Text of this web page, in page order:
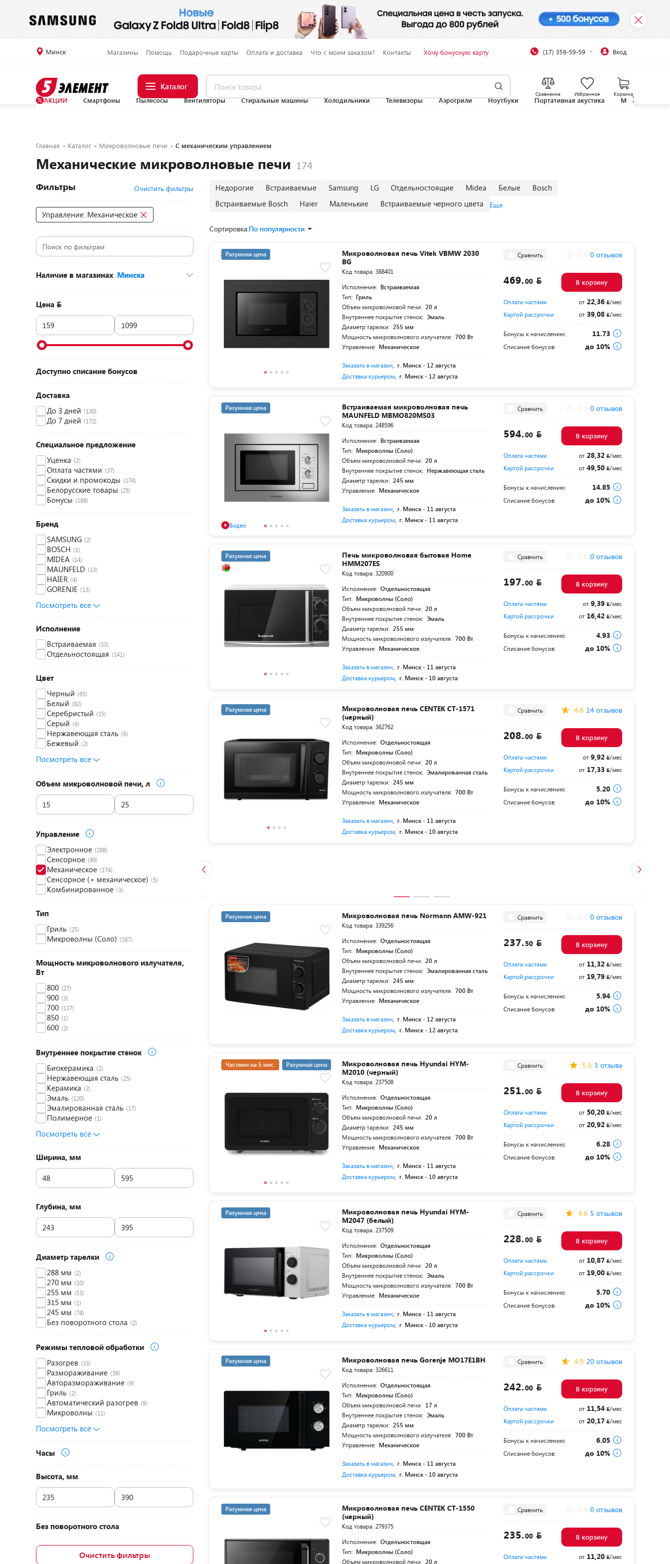
Минск Магазины Помощь Подарочные карты Оплата и доставка Что с моим заказом? Контакты Хочу бонусную карту (17) 359-59-59 Вход
Каталог
Сравнение Избранное Корзина
АКЦИИ Смартфоны Пылесосы Вентиляторы Стиральные машины Холодильники Телевизоры Аэрогрили Ноутбуки Портативная акустика
Главная Каталог Микроволновые печи С механическим управлением
Механические микроволновые печи
Фильтры Очистить фильтры
Управление: Механическое
Наличие в магазинах Минска
ул. Притыцкого, 156 (ТЦ «GreenCity», 2
этаж)
пр-т Дзержинского, 104-2 (ТЦ «Титан», 1
этаж)
пр-т Независимости, 154 (ТЦ «Корона»,
1 этаж)
пр-т Партизанский, 79 (ТЦ «Prizma»,
цокольный этаж)
д. Боровая, 74а (ТЦ «Экспобел»)
ул. Денисовская, 8 (ТЦ «Корона-Сити», 1
этаж) (11)
Цена
Доступно списание бонусов
Доставка
До 3 дней (130)
До 7 дней (172)
Специальное предложение
Уценка (2)
Оплата частями (37)
Скидки и промокоды (174)
Белорусские товары (25)
Бонусы (168)
Бренд
SAMSUNG (2)
BOSCH (1)
MIDEA (14)
MAUNFELD (13)
HAIER (4)
GORENJE (13)
Посмотреть все
Исполнение
Встраиваемая (33)
Отдельностоящая (141)
Цвет
Черный (65)
Белый (82)
Серебристый (15)
Серый (6)
Нержавеющая сталь (6)
Бежевый (2)
Посмотреть все
Объем микроволновой печи, л
Управление
Электронное (288)
Сенсорное (99)
Механическое (174)
Cенсорное (+ механическое) (5)
Комбинированное (3)
Тип
Гриль (25)
Микроволны (Соло) (167)
Мощность микроволнового излучателя,
Вт
800 (27)
900 (3)
700 (137)
850 (1)
600 (2)
Внутреннее покрытие стенок
Биокерамика (2)
Нержавеющая сталь (25)
Керамика (2)
Эмаль (120)
Эмалированная сталь (17)
Полимерное (1)
Посмотреть все
Ширина, мм
Глубина, мм
Диаметр тарелки
288 мм (2)
270 мм (10)
255 мм (53)
315 мм (1)
245 мм (74)
Без поворотного стола (2)
Режимы тепловой обработки
Разогрев (33)
Размораживание (39)
Авторазмораживание (9)
Гриль (2)
Автоматический разогрев (9)
Микроволны (11)
Посмотреть все
Часы
Высота, мм
Без поворотного стола
Очистить фильтры
Недорогие Встраиваемые Samsung LG Отдельностоящие Midea Белые
Bosch
Встраиваемые Bosch
Haier Маленькие Встраиваемые черного цвета Еще
Сортировка:По популярности
Разумная цена
Микроволновая печь Vitek VBMW 2030
BG
Код товара: 388401
Исполнение: Встраиваемая
Тип: Гриль
Объем микроволновой печи: 20 л
Внутреннее покрытие стенок: Эмаль
Диаметр тарелки: 255 мм
Мощность микроволнового излучателя: 700 Вт
Управление: Механическое
Заказать в магазин г. Минск - 12 августа
Доставка курьером г. Минск - 12 августа
Сравнить 0 отзывов
469.00 В корзину
Оплата частями от22,36
/мес
Картой рассрочки
от39,08 /мес
Бонусы к начислению: 11.73
Списание бонусов: до 10%
Разумная цена
Видео
Встраиваемая микроволновая печь
MAUNFELD MBMO820MS03
Код товара: 248596
Исполнение: Встраиваемая
Тип: Микроволны (Соло)
Объем микроволновой печи: 20 л
Внутреннее покрытие стенок: Нержавеющая сталь
Диаметр тарелки: 245 мм
Управление: Механическое
Заказать в магазин г. Минск - 11 августа
Доставка курьером г. Минск - 11 августа
Сравнить 0 отзывов
594.00 В корзину
Оплата частями от28,32
/мес
Картой рассрочки
от49,50 /мес
Бонусы к начислению: 14.85
Списание бонусов: до 10%
Разумная цена
Печь микроволновая бытовая Home
HMM207ES
Код товара: 320900
Исполнение: Отдельностоящая
Тип: Микроволны (Соло)
Объем микроволновой печи: 20 л
Внутреннее покрытие стенок: Эмаль
Диаметр тарелки: 255 мм
Мощность микроволнового излучателя: 700 Вт
Управление: Механическое
Заказать в магазин г. Минск - 11 августа
Доставка курьером г. Минск - 10 августа
Сравнить 0 отзывов
197.00 В корзину
Оплата частями от9,39
/мес
Картой рассрочки
от16,42 /мес
Бонусы к начислению: 4.93
Списание бонусов: до 10%
Разумная цена
Микроволновая печь CENTEK CT-1571
(черный)
Код товара: 362762
Исполнение: Отдельностоящая
Тип: Микроволны (Соло)
Объем микроволновой печи: 20 л
Внутреннее покрытие стенок: Эмалированная сталь
Диаметр тарелки: 245 мм
Мощность микроволнового излучателя: 700 Вт
Управление: Механическое
Заказать в магазин г. Минск - 11 августа
Доставка курьером г. Минск - 10 августа
Сравнить 4.8 14 отзывов
208.00 В корзину
Оплата частями от9,92
/мес
Картой рассрочки
от17,33 /мес
Бонусы к начислению: 5.20
Списание бонусов: до 10%
Разумная цена Микроволновая печь Normann AMW-921
Код товара: 339256
Исполнение: Отдельностоящая
Тип: Микроволны (Соло)
Объем микроволновой печи: 20 л
Внутреннее покрытие стенок: Эмалированная сталь
Диаметр тарелки: 245 мм
Мощность микроволнового излучателя: 700 Вт
Управление: Механическое
Заказать в магазин, г. Минск - 12 августа
Доставка курьером, г. Минск - 12 августа
Сравнить 0 отзывов
237.50 В корзину
Оплата частями от11,32
/мес
Картой рассрочки
от19,79 /мес
Бонусы к начислению: 5.94
Списание бонусов: до 10%
Частями на 5 мес. Разумная цена
Микроволновая печь Hyundai HYM-
M2010 (черный)
Код товара: 237508
Исполнение: Отдельностоящая
Тип: Микроволны (Соло)
Объем микроволновой печи: 20 л
Диаметр тарелки: 245 мм
Мощность микроволнового излучателя: 700 Вт
Управление: Механическое
Заказать в магазин, г. Минск - 11 августа
Доставка курьером, г. Минск - 10 августа
Сравнить 5.0 3 отзыва
251.00 В корзину
Оплата частями от50,20
/мес
Картой рассрочки
от20,92 /мес
Бонусы к начислению: 6.28
Списание бонусов: до 10%
Разумная цена
Микроволновая печь Hyundai HYM-
M2047 (белый)
Код товара: 237509
Исполнение: Отдельностоящая
Тип: Микроволны (Соло)
Объем микроволновой печи: 20 л
Внутреннее покрытие стенок: Эмаль
Мощность микроволнового излучателя: 700 Вт
Управление: Механическое
Заказать в магазин, г. Минск - 11 августа
Доставка курьером, г. Минск - 10 августа
Сравнить 4.6 5 отзывов
228.00 В корзину
Оплата частями от10,87
/мес
Картой рассрочки
от19,00 /мес
Бонусы к начислению: 5.70
Списание бонусов: до 10%
Разумная цена Mикроволновая печь Gorenje MO17E1BH
Код товара: 326611
Исполнение: Отдельностоящая
Тип: Микроволны (Соло)
Объем микроволновой печи: 17 л
Внутреннее покрытие стенок: Эмаль
Диаметр тарелки: 255 мм
Мощность микроволнового излучателя: 700 Вт
Управление: Механическое
Заказать в магазин, г. Минск - 11 августа
Доставка курьером, г. Минск - 10 августа
Сравнить 4.9 20 отзывов
242.00 В корзину
Оплата частями от11,54
/мес
Картой рассрочки
от20,17 /мес
Бонусы к начислению: 6.05
Списание бонусов: до 10%
Разумная цена
Микроволновая печь CENTEK CT-1550
(черный)
Код товара: 279375
Исполнение: Отдельностоящая
Тип: Микроволны (Соло)
Объем микроволновой печи: 20 л
Сравнить 0 отзывов
235.00 В корзину
Оплата частями от11,20
/мес